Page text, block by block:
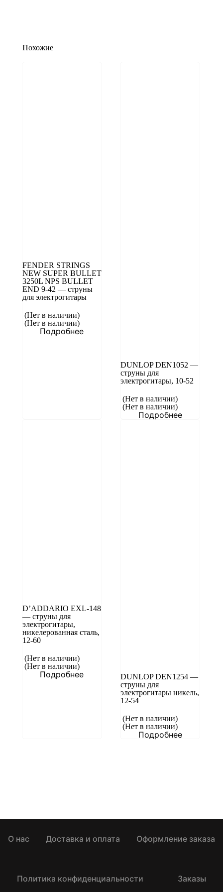
Похожие
FENDER STRINGS
NEW SUPER BULLET
3250L NPS BULLET
END 9-42 — струны
для электрогитары
(Нет в наличии)
(Нет в наличии)
Подробнее
DUNLOP DEN1052 —
струны для
электрогитары, 10-52
(Нет в наличии)
(Нет в наличии)
Подробнее
D’ADDARIO EXL-148
— струны для
электрогитары,
никелерованная сталь,
12-60
(Нет в наличии)
(Нет в наличии)
Подробнее
DUNLOP DEN1254 —
струны для
электрогитары никель,
12-54
(Нет в наличии)
(Нет в наличии)
Подробнее
О нас Доставка и оплата Оформление заказа
Политика конфиденциальности Заказы